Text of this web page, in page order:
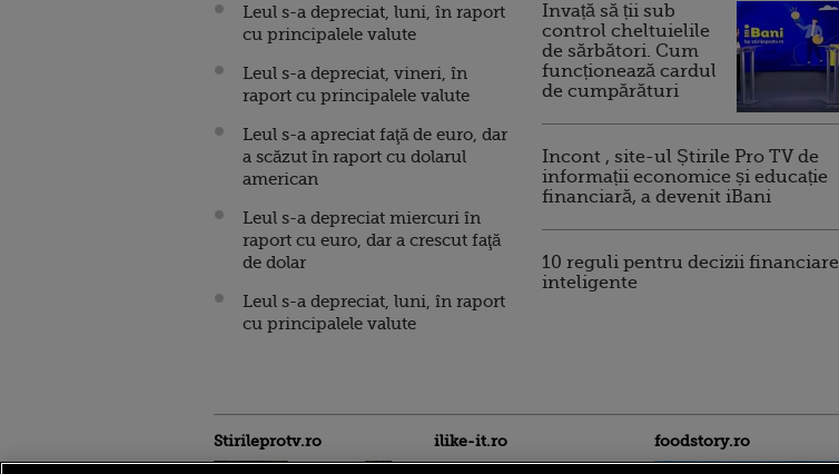
Leul s-a depreciat, luni, în raport
cu principalele valute
Leul s-a depreciat, vineri, în
raport cu principalele valute
Leul s-a apreciat faţă de euro, dar
a scăzut în raport cu dolarul
american
Leul s-a depreciat miercuri în
raport cu euro, dar a crescut faţă
de dolar
Leul s-a depreciat, luni, în raport
cu principalele valute
Invață să ții sub
control cheltuielile
de sărbători. Cum
funcționează cardul
de cumpărături
Incont , site-ul Știrile Pro TV de
informații economice și educație
financiară, a devenit iBani
10 reguli pentru decizii financiare
inteligente
Stirileprotv.ro ilike-it.ro foodstory.ro